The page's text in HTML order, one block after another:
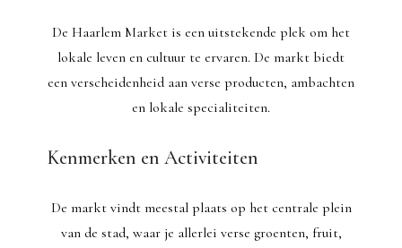
De Haarlem Market is een uitstekende plek om het
lokale leven en cultuur te ervaren. De markt biedt
een verscheidenheid aan verse producten, ambachten
en lokale specialiteiten.
Kenmerken en Activiteiten
De markt vindt meestal plaats op het centrale plein
van de stad, waar je allerlei verse groenten, fruit,